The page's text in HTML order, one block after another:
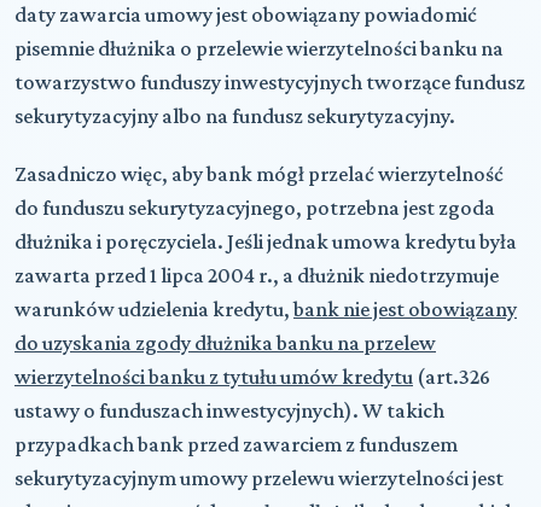
daty zawarcia umowy jest obowiązany powiadomić
pisemnie dłużnika o przelewie wierzytelności banku na
towarzystwo funduszy inwestycyjnych tworzące fundusz
sekurytyzacyjny albo na fundusz sekurytyzacyjny.
Zasadniczo więc, aby bank mógł przelać wierzytelność
do funduszu sekurytyzacyjnego, potrzebna jest zgoda
dłużnika i poręczyciela. Jeśli jednak umowa kredytu była
zawarta przed 1 lipca 2004 r., a dłużnik niedotrzymuje
warunków udzielenia kredytu,bank nie jest obowiązany
do uzyskania zgody dłużnika banku na przelew
wierzytelności banku z tytułu umów kredytu (art.326
ustawy o funduszach inwestycyjnych). W takich
przypadkach bank przed zawarciem z funduszem
sekurytyzacyjnym umowy przelewu wierzytelności jest